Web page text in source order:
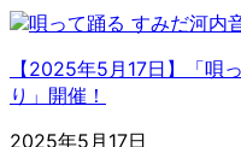
【2025年5月17日】「唄
り」開催！
2025年5月17日